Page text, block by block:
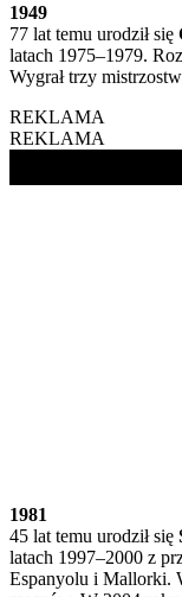
1949
77 lat temu urodził się
latach 1975–1979.
Wygrał trzy
REKLAMA
REKLAMA
1981
45 lat temu urodził się
latach 1997–2000 z
Espanyolu i Mallorki.